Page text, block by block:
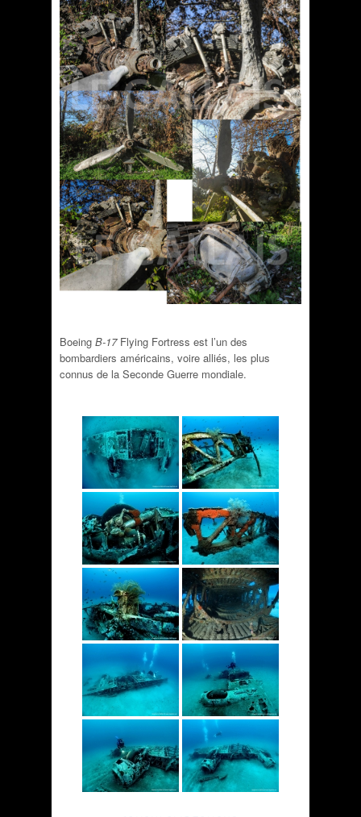
Boeing B-17Flying Fortress est l’un des
bombardiers américains, voire alliés, les plus
connus de la Seconde Guerre mondiale.